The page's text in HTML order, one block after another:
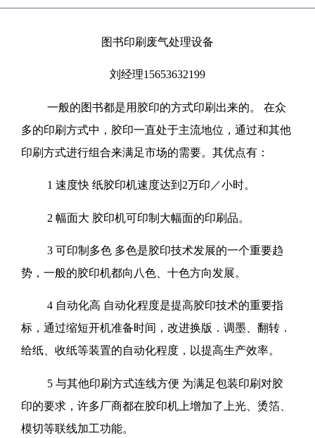
图书印刷废气处理设备
刘经理15653632199
一般的图书都是用胶印的方式印刷出来的。 在众
多的印刷方式中，胶印一直处于主流地位，通过和其他
印刷方式进行组合来满足市场的需要。其优点有：
1 速度快 纸胶印机速度达到2万印／小时。
2 幅面大 胶印机可印制大幅面的印刷品。
3 可印制多色 多色是胶印技术发展的一个重要趋
势，一般的胶印机都向八色、十色方向发展。
4 自动化高 自动化程度是提高胶印技术的重要指
标，通过缩短开机准备时间，改进换版．调墨、翻转．
给纸、收纸等装置的自动化程度，以提高生产效率。
5 与其他印刷方式连线方便 为满足包装印刷对胶
印的要求，许多厂商都在胶印机上增加了上光、烫箔、
模切等联线加工功能。